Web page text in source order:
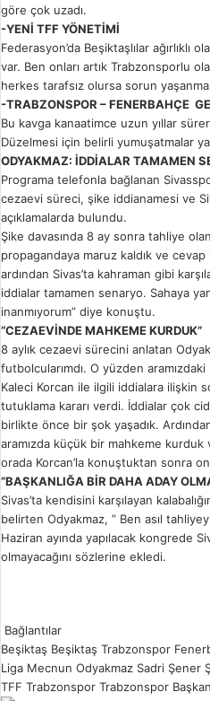
göre çok uzadı.
-YENİ TFF YÖNETİMİ
Federasyon’da Beşiktaşlılar ağırlıklı
var. Ben onları artık Trabzonsporlu
herkes tarafsız olursa sorun
-TRABZONSPOR – FENERBAHÇE
Bu kavga kanaatimce uzun yıllar
Düzelmesi için belirli yumuşatmalar
ODYAKMAZ: İDDİALAR TAMAMEN
Programa telefonla bağlanan
cezaevi süreci, şike iddianamesi ve
açıklamalarda bulundu.
Şike davasında 8 ay sonra tahliye
propagandaya maruz kaldık ve cevap
ardından Sivas’ta kahraman gibi
iddialar tamamen senaryo. Sahaya
inanmıyorum” diye konuştu.
“CEZAEVİNDE MAHKEME KURDUK”
8 aylık cezaevi sürecini anlatan
futbolcularımdı. O yüzden
Kaleci Korcan ile ilgili iddialara ilişkin
tutuklama kararı verdi. İddialar çok
birlikte önce bir şok yaşadık.
aramızda küçük bir mahkeme
orada Korcan’la konuştuktan sonra
”BAŞKANLIĞA BİR DAHA ADAY
Sivas’ta kendisini karşılayan
belirten Odyakmaz, ” Ben asıl
Haziran ayında yapılacak kongrede
olmayacağını sözlerine ekledi.
Bağlantılar
Beşiktaş Beşiktaş Trabzonspor
Liga Mecnun Odyakmaz Sadri Şener
TFF Trabzonspor Trabzonspor